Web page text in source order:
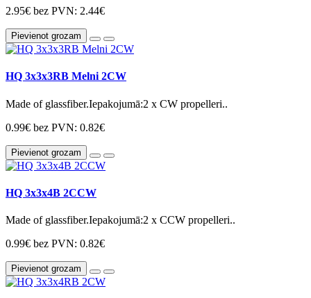
2.95€ bez PVN: 2.44€
Pievienot grozam
HQ 3x3x3RB Melni 2CW
Made of glassfiber.Iepakojumā:2 x CW propelleri..
0.99€ bez PVN: 0.82€
Pievienot grozam
HQ 3x3x4B 2CCW
Made of glassfiber.Iepakojumā:2 x CCW propelleri..
0.99€ bez PVN: 0.82€
Pievienot grozam